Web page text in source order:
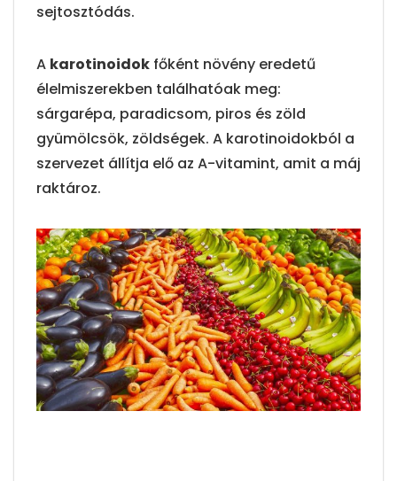
sejtosztódás.
A karotinoidok főként növény eredetű
élelmiszerekben találhatóak meg:
sárgarépa, paradicsom, piros és zöld
gyümölcsök, zöldségek. A karotinoidokból a
szervezet állítja elő az A-vitamint, amit a máj
raktároz.